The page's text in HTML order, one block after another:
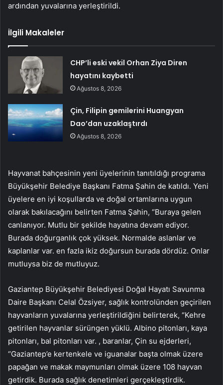
ardından yuvalarına yerleştirildi.
İlgili Makaleler
CHP’li eski vekil Orhan Ziya Diren
hayatını kaybetti
Ağustos 8, 2026
Çin, Filipin gemilerini Huangyan
Dao’dan uzaklaştırdı
Ağustos 8, 2026
Hayvanat bahçesinin yeni üyelerinin tanıtıldığı programa
Büyükşehir Belediye Başkanı Fatma Şahin de katıldı. Yeni
üyelere en iyi koşullarda ve doğal ortamlarına uygun
olarak bakılacağını belirten Fatma Şahin, “Buraya gelen
canlanıyor. Mutlu bir şekilde hayatına devam ediyor.
Burada doğurganlık çok yüksek. Normalde aslanlar ve
kaplanlar var. en fazla ikiz doğursun burada dördüz. Onlar
mutluysa biz de mutluyuz.
Gaziantep Büyükşehir Belediyesi Doğal Hayatı Savunma
Daire Başkanı Celal Özsiyer, sağlık kontrolünden geçirilen
hayvanların yuvalarına yerleştirildiğini belirterek, “Kehre
getirilen hayvanlar sürüngen yüklü. Albino pitonları, kaya
pitonları, bal pitonları var. , baranlar, Çin su ejderleri,
“Gaziantep’e kertenkele ve iguanalar başta olmak üzere
papağan ve makak maymunları olmak üzere 108 hayvan
getirdik. Burada sağlık denetimleri gerçekleştirdik.